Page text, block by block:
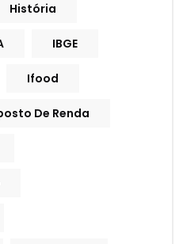
História
IBGE
Ifood
De Renda